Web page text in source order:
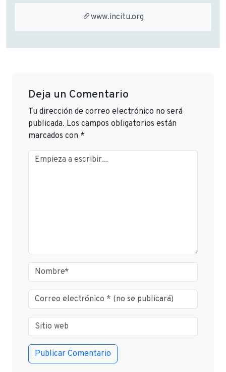
www.incitu.org
Deja un Comentario
Tu dirección de correo electrónico no será
publicada. Los campos obligatorios están
marcados con *